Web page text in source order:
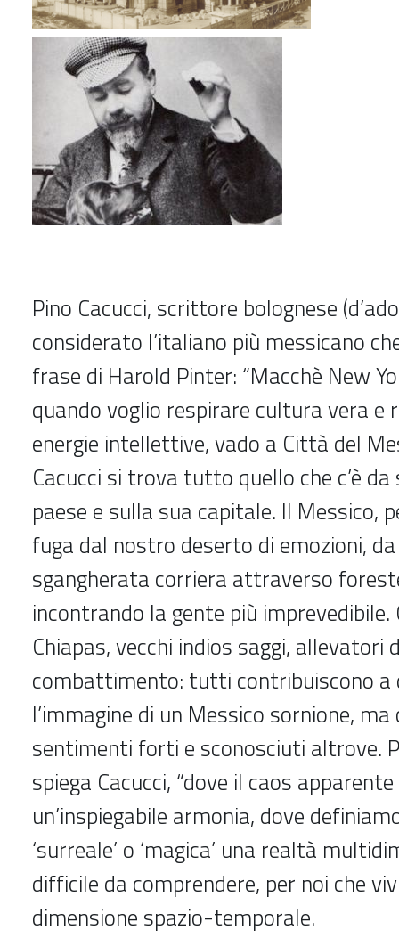
Pino Cacucci, scrittore bolognese
considerato l’italiano più messicano
frase di Harold Pinter: “Macchè New
quando voglio respirare cultura vera e
energie intellettive, vado a Città del
Cacucci si trova tutto quello che c’è
paese e sulla sua capitale. Il Messico,
fuga dal nostro deserto di emozioni,
sgangherata corriera attraverso
incontrando la gente più imprevedibile.
Chiapas, vecchi indios saggi, allevatori
combattimento: tutti contribuiscono a
l’immagine di un Messico sornione, ma
sentimenti forti e sconosciuti altrove.
spiega Cacucci, “dove il caos
un’inspiegabile armonia, dove
‘surreale’ o ‘magica’ una realtà
difficile da comprendere, per noi che
dimensione spazio-temporale.